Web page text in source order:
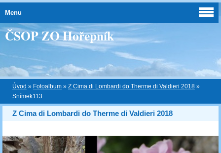
ČSOP ZO Hořepník
Úvod » Fotoalbum » Z Cima di Lombardi do Therme di Valdieri 2018 »
Snímek113
Z Cima di Lombardi do Therme di Valdieri 2018
Menu